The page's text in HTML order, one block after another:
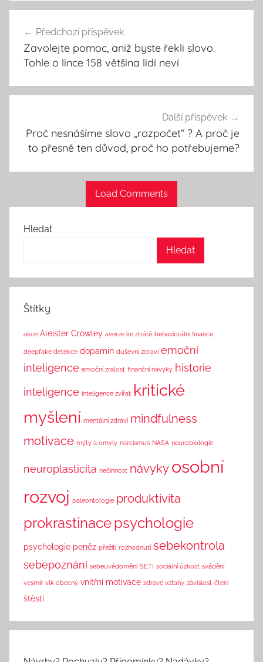
pro
příspěvek
Předchozí příspěvek
Zavolejte pomoc, aniž byste řekli slovo.
Tohle o lince 158 většina lidí neví
Další příspěvek
Proč nesnášíme slovo „rozpočet“ ? A proč je
to přesně ten důvod, proč ho potřebujeme?
Load Comments
Hledat
Hledat
Štítky
akce Aleister Crowley averze ke ztrátě behaviorální finance
deepfake detekce dopamin duševní zdraví emoční
inteligence emoční zralost finanční návyky historie
inteligence inteligence zvířat kritické
myšlení mentální zdraví mindfulness
motivace mýty a omyly narcismus NASA neurobiologie
neuroplasticita nečinnost návyky osobní
rozvoj paleontologie produktivita
prokrastinacepsychologie
psychologie peněz přežití rozhodnutí sebekontrola
sebepoznání sebeuvědomění SETI sociální úzkost svádění
vesmír vlk obecný vnitřní motivace zdravé vztahy závislost čtení
štěstí